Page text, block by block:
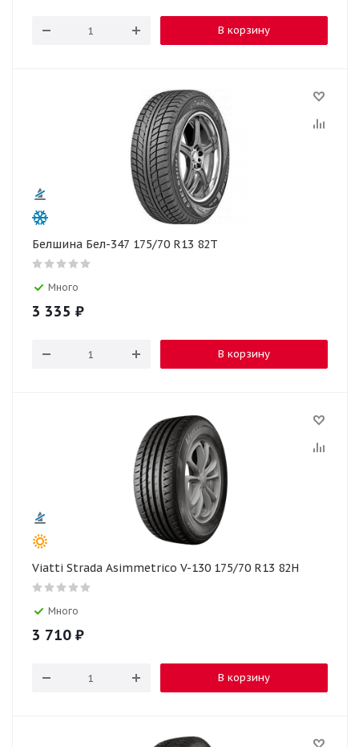
В корзину
Белшина Бел-347 175/70 R13 82T
Много
3 335 ₽
В корзину
Viatti Strada Asimmetrico V-130 175/70 R13 82H
Много
3 710 ₽
В корзину